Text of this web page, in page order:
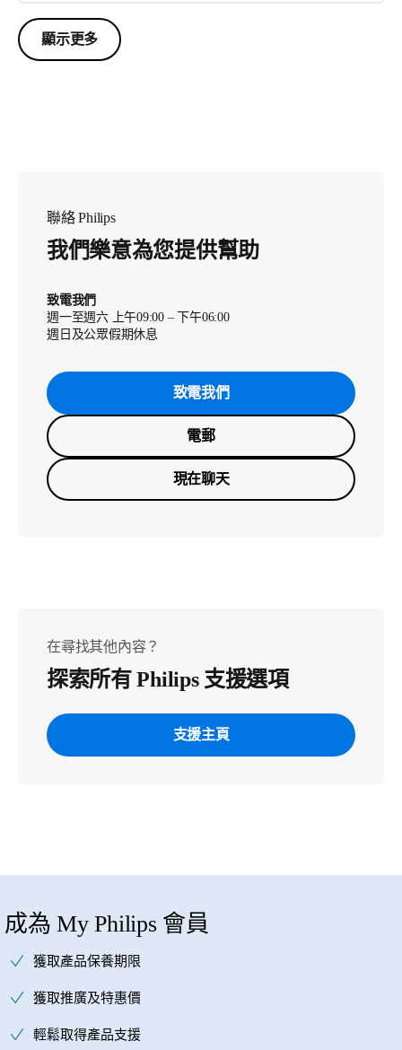
顯示更多
聯絡 Philips
我們樂意為您提供幫助
致電我們
週一至週六 上午09:00 – 下午06:00
週日及公眾假期休息
致電我們
電郵
現在聊天
在尋找其他內容？
探索所有 Philips 支援選項
支援主頁
成為 My Philips 會員
獲取產品保養期限
獲取推廣及特惠價
輕鬆取得產品支援